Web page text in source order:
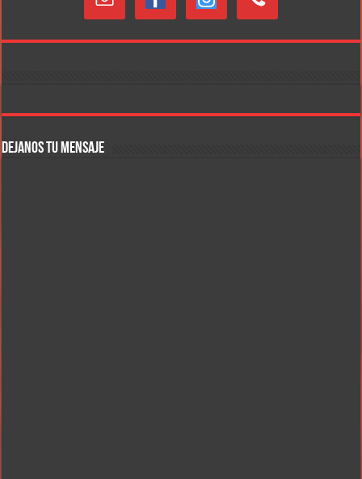
DEJANOS TU MENSAJE